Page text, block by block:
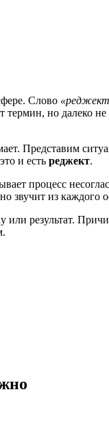
Слово
но далеко
Представим
и есть реджект.
процесс
звучит из каждого
или результат.